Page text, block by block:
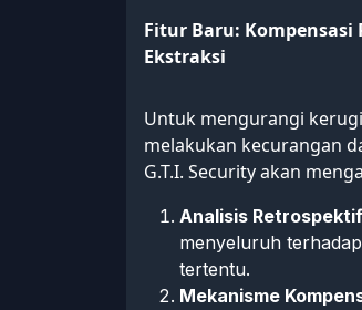
Fitur Baru:
Ekstraksi
Untuk mengurangi
melakukan kecurangan
G.T.I. Security akan
Analisis Retrospektif
menyeluruh
tertentu.
Mekanisme